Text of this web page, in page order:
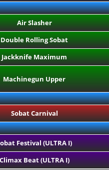
Air Slasher
Double Rolling Sobat
Jackknife Maximum
Machinegun Upper
Sobat Carnival
Festival (ULTRA I)
Beat (ULTRA I)